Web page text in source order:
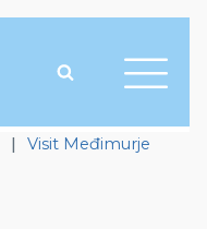
| Visit Međimurje